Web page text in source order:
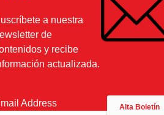
a nuestra
de
y recibe
actualizada.
Address